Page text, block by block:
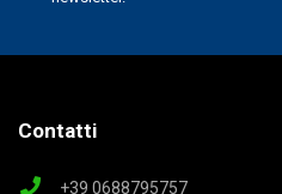
Contatti
+39 0688795757